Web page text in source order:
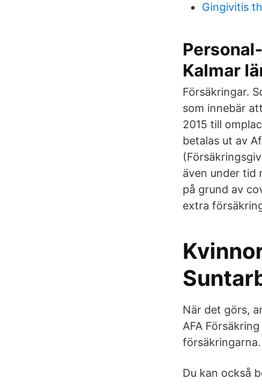
Gingivitis
Kalmar
Försäkringar.
som innebär
2015 till
betalas ut av
även under tid
på grund av
extra
När det görs,
AFA
försäkringarna.
Du kan också